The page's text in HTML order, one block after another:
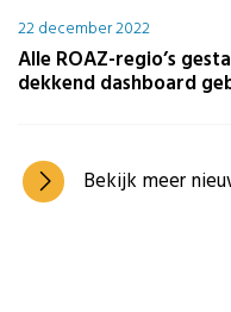
22 december 2022
Alle ROAZ-regio’s
dekkend dashboard
Bekijk meer